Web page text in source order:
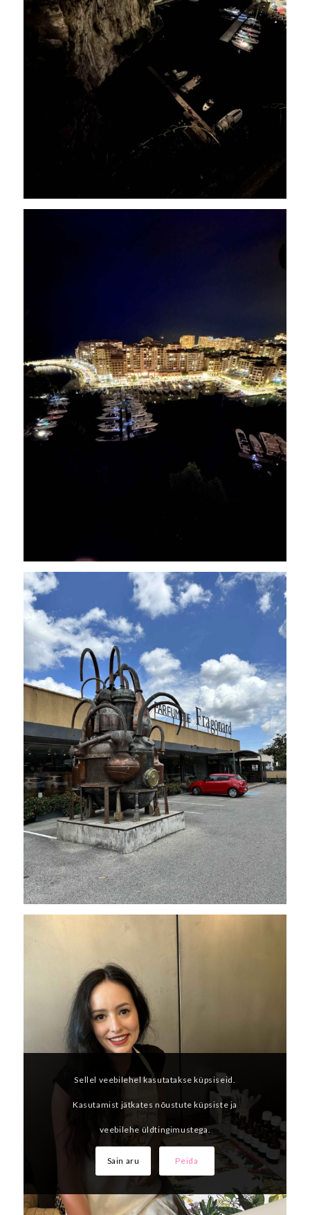
Sellel veebilehel kasutatakse küpsiseid.
Kasutamist jätkates nõustute küpsiste ja
veebilehe üldtingimustega.
Sain aru Peida